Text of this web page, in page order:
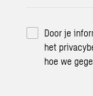
Door je
het
hoe we